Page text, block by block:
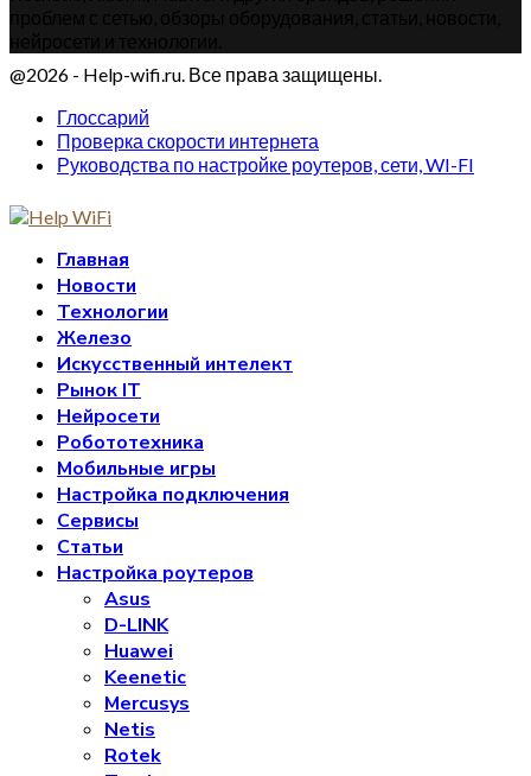
@2026 - Help-wifi.ru. Все права защищены.
Глоссарий
Проверка скорости интернета
Руководства по настройке роутеров, сети, WI-FI
Главная
Новости
Технологии
Железо
Искусственный интелект
Рынок IT
Нейросети
Робототехника
Мобильные игры
Настройка подключения
Сервисы
Статьи
Настройка роутеров
Asus
D-LINK
Huawei
Keenetic
Mercusys
Netis
Rotek